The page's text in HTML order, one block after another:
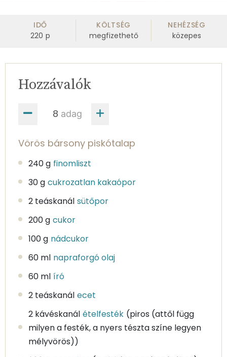
IDŐ
220 p
KÖLTSÉG
megfizethető
NEHÉZSÉG
közepes
adag
Hozzávalók
Vörös bársony piskótalap
240 g finomliszt
30 g cukrozatlan kakaópor
2 teáskanál sütőpor
200 g cukor
100 g nádcukor
60 ml napraforgó olaj
60 ml író
2 teáskanál ecet
2 kávéskanál ételfesték (piros (attől függ
milyen a festék, a nyers tészta színe legyen
mélyvörös))